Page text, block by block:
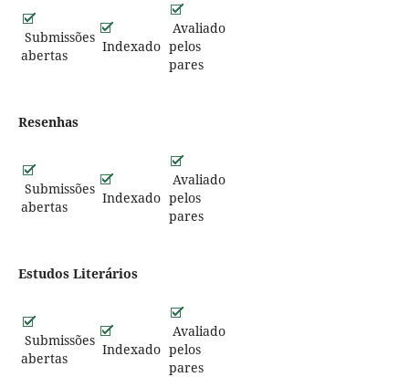
Submissões
abertas
Indexado
Avaliado
pelos
pares
Resenhas
Submissões
abertas
Indexado
Avaliado
pelos
pares
Estudos Literários
Submissões
abertas
Indexado
Avaliado
pelos
pares